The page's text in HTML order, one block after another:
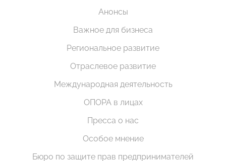
Анонсы
Важное для бизнеса
Региональное развитие
Отраслевое развитие
Международная деятельность
ОПОРА в лицах
Пресса о нас
Особое мнение
Бюро по защите прав предпринимателей